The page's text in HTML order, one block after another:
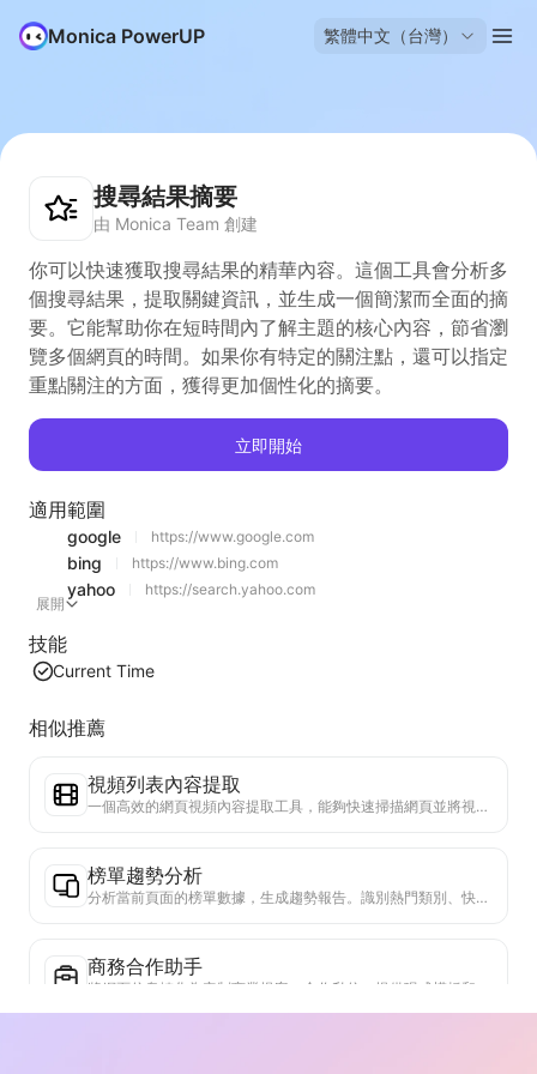
Monica PowerUP 繁體中文（台灣）
搜尋結果摘要
由 Monica Team 創建
你可以快速獲取搜尋結果的精華內容。這個工具會分析多
個搜尋結果，提取關鍵資訊，並生成一個簡潔而全面的摘
要。它能幫助你在短時間內了解主題的核心內容，節省瀏
覽多個網頁的時間。如果你有特定的關注點，還可以指定
重點關注的方面，獲得更加個性化的摘要。
立即開始
適用範圍
google https://www.google.com
bing https://www.bing.com
yahoo
https://search.yahoo.com
展開
技能
Current Time
相似推薦
視頻列表內容提取
一個高效的網頁視頻內容提取工具，能夠快速掃描網頁並將視頻信息整理成結構化的Markdown表格。
榜單趨勢分析
分析當前頁面的榜單數據，生成趨勢報告。識別熱門類別、快速上升的產品類型和新興技術。提供即時市場洞察，助你理解最新產品趨勢和市場動向。
商務合作助手